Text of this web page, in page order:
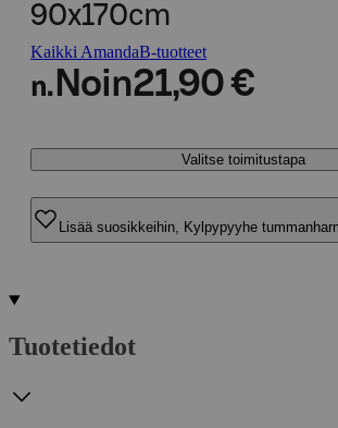
90x170cm
Kaikki AmandaB-tuotteet
n. Noin21,90 €
Valitse toimitustapa
Lisää suosikkeihin, Kylpypyyhe
Tuotetiedot